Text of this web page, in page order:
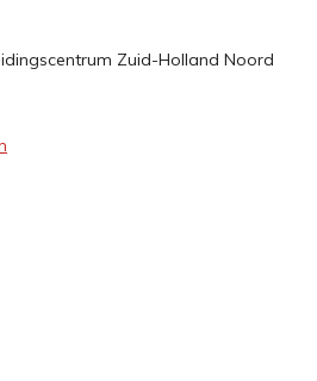
Zuid-Holland Noord